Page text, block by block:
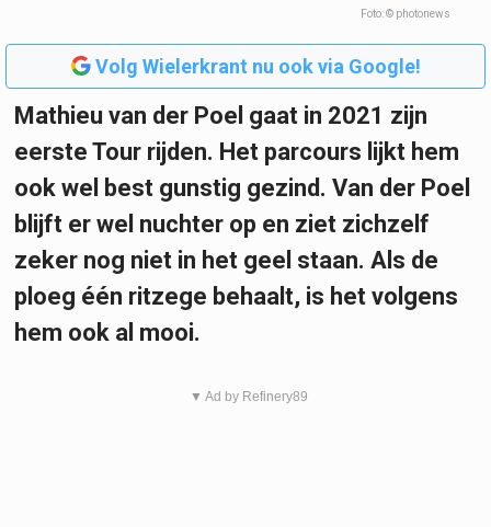
Foto: © photonews
Volg Wielerkrant nu ook via Google!
Mathieu van der Poel gaat in 2021 zijn
eerste Tour rijden. Het parcours lijkt hem
ook wel best gunstig gezind. Van der Poel
blijft er wel nuchter op en ziet zichzelf
zeker nog niet in het geel staan. Als de
ploeg één ritzege behaalt, is het volgens
hem ook al mooi.
▼ Ad by Refinery89